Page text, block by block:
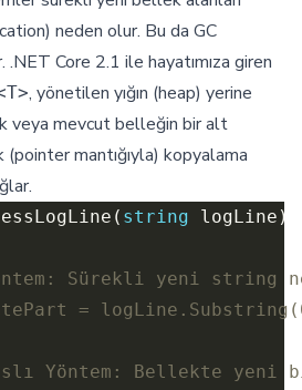
neden olur. Bu da GC
.NET Core 2.1 ile hayatımıza giren
, yönetilen yığın (heap) yerine
veya mevcut belleğin bir alt
mantığıyla) kopyalama
string
Sürekli yeni
=
Yöntem: Bellekte yeni